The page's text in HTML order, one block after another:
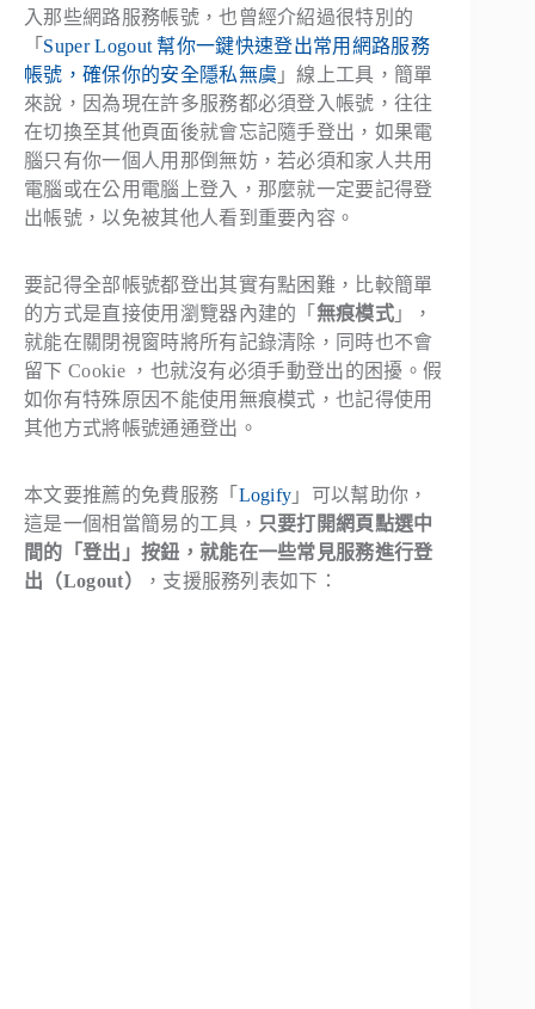
入那些網路服務帳號，也曾經介紹過很特別的
「 Super Logout 幫你一鍵快速登出常用網路服務
帳號，確保你的安全隱私無虞 」線上工具，簡單
來說，因為現在許多服務都必須登入帳號，往往
在切換至其他頁面後就會忘記隨手登出，如果電
腦只有你一個人用那倒無妨，若必須和家人共用
電腦或在公用電腦上登入，那麼就一定要記得登
出帳號，以免被其他人看到重要內容。
要記得全部帳號都登出其實有點困難，比較簡單
的方式是直接使用瀏覽器內建的「 無痕模式 」，
就能在關閉視窗時將所有記錄清除，同時也不會
留下 Cookie ，也就沒有必須手動登出的困擾。假
如你有特殊原因不能使用無痕模式，也記得使用
其他方式將帳號通通登出。
本文要推薦的免費服務「 Logify 」可以幫助你，
這是一個相當簡易的工具， 只要打開網頁點選中
間的「登出」按鈕，就能在一些常見服務進行登
出（Logout）
，支援服務列表如下：